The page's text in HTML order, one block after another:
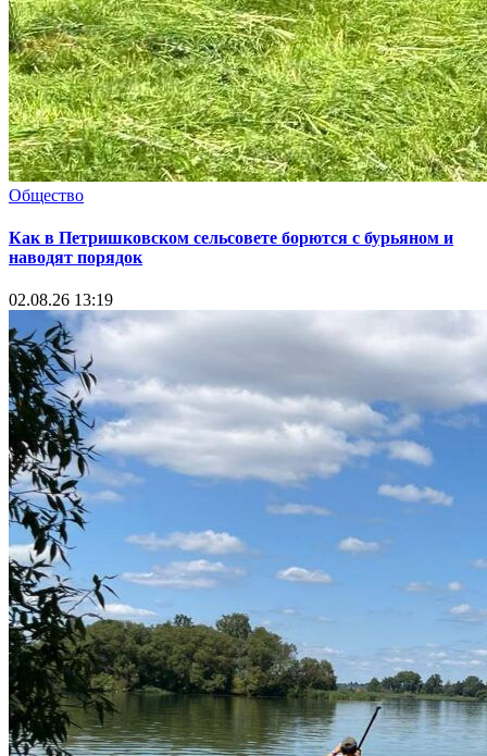
Общество
Как в Петришковском сельсовете борются с бурьяном и
наводят порядок
02.08.26 13:19